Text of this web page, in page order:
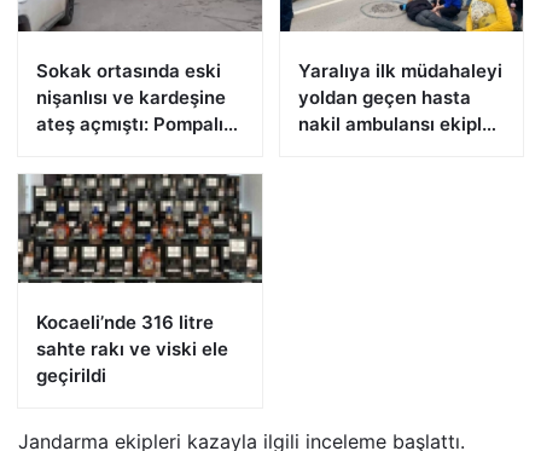
Sokak ortasında eski
nişanlısı ve kardeşine
ateş açmıştı: Pompalı
Yaralıya ilk müdahaleyi
yoldan geçen hasta
nakil ambulansı ekipleri
Kocaeli’nde 316 litre
sahte rakı ve viski ele
geçirildi
Jandarma ekipleri kazayla ilgili inceleme başlattı.